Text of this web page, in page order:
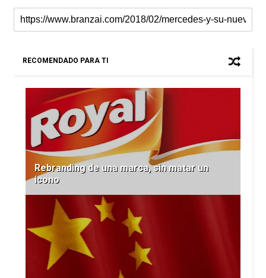
RECOMENDADO PARA TI
Rebranding de una marca, sin matar un
icono